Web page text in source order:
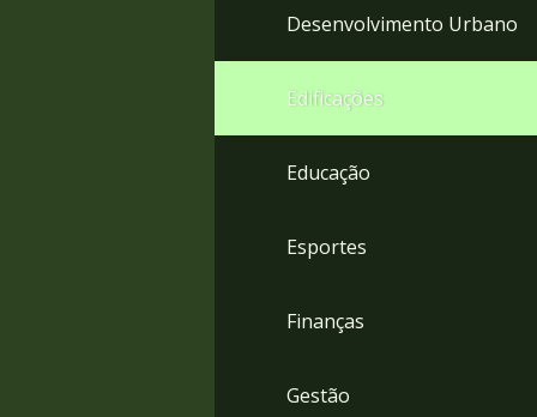
Desenvolvimento Urbano
Edificações
Educação
Esportes
Finanças
Gestão